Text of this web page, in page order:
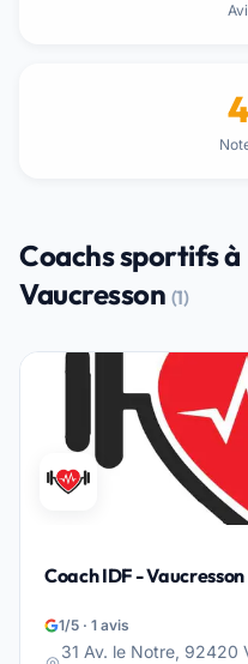
Coachs sportifs à
Vaucresson (1)
Coach IDF - Vaucresson
1/5 · 1 avis
31 Av. le Notre, 92420